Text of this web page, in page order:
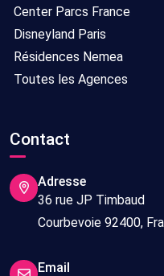
Center Parcs France
Disneyland Paris
Résidences Nemea
Toutes les Agences
Contact
Adresse
36 rue JP Timbaud
Courbevoie 92400,
Email